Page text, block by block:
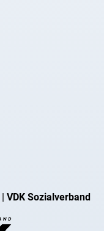
VDK Sozialverband